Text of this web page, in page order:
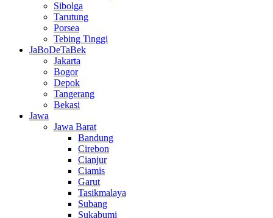
Sibolga
Tarutung
Porsea
Tebing Tinggi
JaBoDeTaBek
Jakarta
Bogor
Depok
Tangerang
Bekasi
Jawa
Jawa Barat
Bandung
Cirebon
Cianjur
Ciamis
Garut
Tasikmalaya
Subang
Sukabumi